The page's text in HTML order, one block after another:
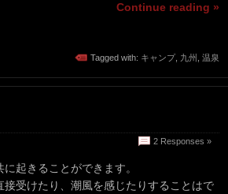
Continue reading »
Tagged with: キャンプ, 九州 温泉
2 Responses »
起きることができます。
受けたり、潮風を感じたりすることはで